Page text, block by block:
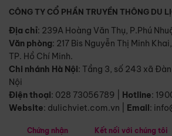
CÔNG TY CỔ PHẦN TRUYỀN THÔNG DU
Địa chỉ: 239A Hoàng Văn Thụ, P.Phú
Văn phòng: 217 Bis Nguyễn Thị Minh
TP. Hồ Chí Minh.
Chi nhánh Hà Nội: Tầng 3, số 243 xã
Nội
Điện thoại: 028 73056789 Hotline:
Website: dulichviet.com.vn Email:
Chứng nhận Kết nối với chúng tôi